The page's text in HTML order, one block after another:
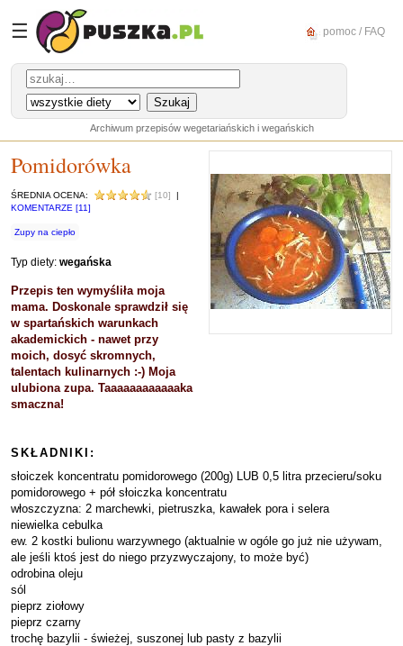
☰ pomoc / FAQ
Archiwum przepisów wegetariańskich i wegańskich
Pomidorówka
ŚREDNIA OCENA: [10]
|
KOMENTARZE [11]
Zupy na ciepło
Typ diety: wegańska
Przepis ten wymyśliła moja
mama. Doskonale sprawdził się
w spartańskich warunkach
akademickich - nawet przy
moich, dosyć skromnych,
talentach kulinarnych :-) Moja
ulubiona zupa. Taaaaaaaaaaaaka
smaczna!
SKŁADNIKI:
słoiczek koncentratu pomidorowego (200g) LUB 0,5 litra przecieru/soku
pomidorowego + pół słoiczka koncentratu
włoszczyzna: 2 marchewki, pietruszka, kawałek pora i selera
niewielka cebulka
ew. 2 kostki bulionu warzywnego (aktualnie w ogóle go już nie używam,
ale jeśli ktoś jest do niego przyzwyczajony, to może być)
odrobina oleju
sól
pieprz ziołowy
pieprz czarny
trochę bazylii - świeżej, suszonej lub pasty z bazylii